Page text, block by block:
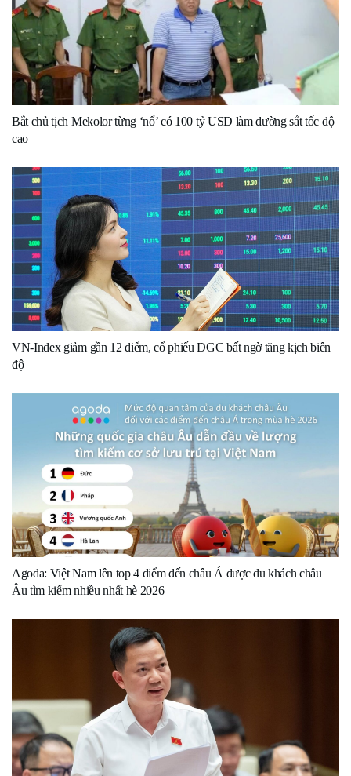
Bắt chủ tịch Mekolor từng ‘nổ’ có 100 tỷ USD làm đường sắt tốc độ
cao
VN-Index giảm gần 12 điểm, cổ phiếu DGC bất ngờ tăng kịch biên
độ
Agoda: Việt Nam lên top 4 điểm đến châu Á được du khách châu
Âu tìm kiếm nhiều nhất hè 2026